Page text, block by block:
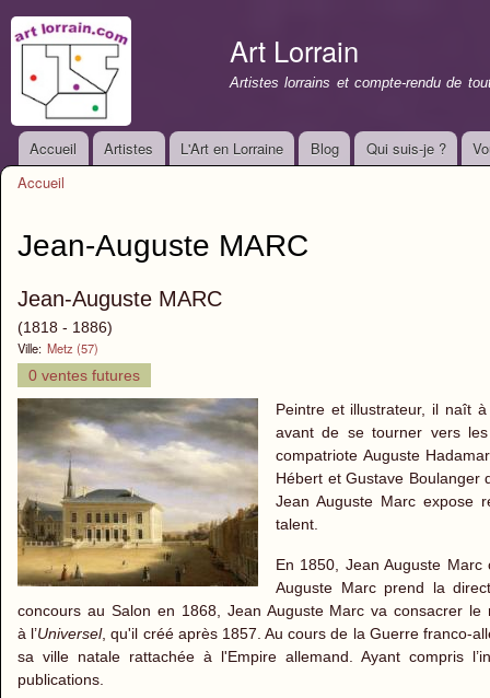
Art Lorrain
Artistes lorrains et compte-rendu de
Menu principal
Accueil Artistes L'Art en Lorraine Blog Qui suis-je ?
Accueil
Jean-Auguste MARC
Jean-Auguste MARC
(1818 - 1886)
Ville: Metz (57)
0 ventes futures
Peintre et illustrateur, il naît
avant de se tourner vers
compatriote Auguste
Hébert et Gustave
Jean Auguste Marc expose
talent.
En 1850, Jean Auguste
Auguste Marc prend la
concours au Salon en 1868, Jean Auguste Marc va consacrer
à l’Universel, qu'il créé après 1857. Au cours de la Guerre franco-
sa ville natale rattachée à l'Empire allemand. Ayant compris
publications.